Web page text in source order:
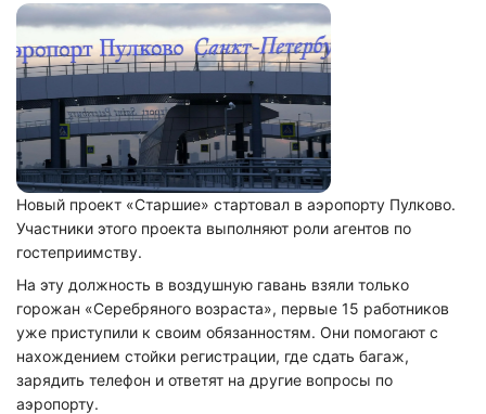
Новый проект «Старшие» стартовал в аэропорту Пулково.
Участники этого проекта выполняют роли агентов по
гостеприимству.
На эту должность в воздушную гавань взяли только
горожан «Серебряного возраста», первые 15 работников
уже приступили к своим обязанностям. Они помогают с
нахождением стойки регистрации, где сдать багаж,
зарядить телефон и ответят на другие вопросы по
аэропорту.